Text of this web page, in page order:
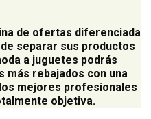
de ofertas diferenciada
separar sus productos
a juguetes podrás
más rebajados con una
mejores profesionales
objetiva.